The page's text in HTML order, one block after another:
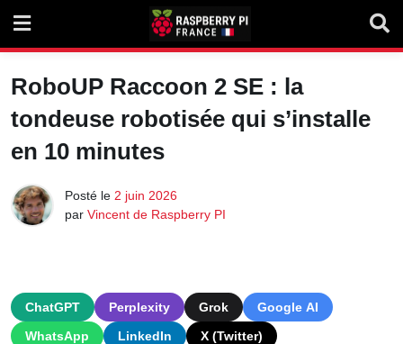
content
RoboUP Raccoon 2 SE : la
tondeuse robotisée qui s’installe
en 10 minutes
Posté le 2 juin 2026
par Vincent de Raspberry PI
ChatGPT Perplexity Grok
Google AI
WhatsApp
LinkedIn X (Twitter)